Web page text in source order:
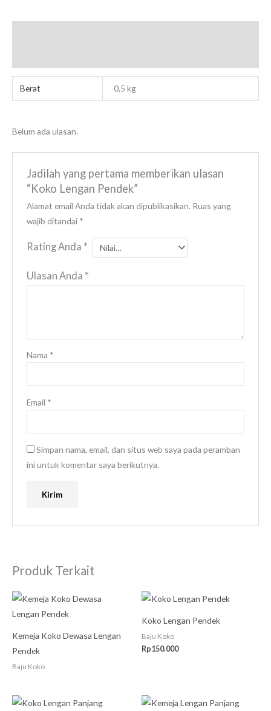
Berat 0,5 kg
Belum ada ulasan.
Jadilah yang pertama memberikan ulasan
“Koko Lengan Pendek”
Alamat email Anda tidak akan dipublikasikan. Ruas yang
wajib ditandai *
Rating Anda *
Ulasan Anda *
Nama *
Email *
Simpan nama, email, dan situs web saya pada peramban
ini untuk komentar saya berikutnya.
Produk Terkait
Kemeja Koko Dewasa Lengan
Pendek
Baju Koko
Koko Lengan Pendek
Baju Koko
Rp150.000